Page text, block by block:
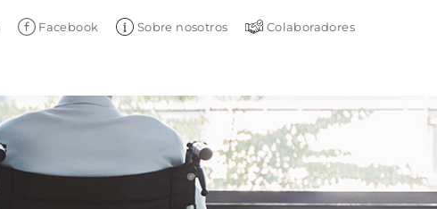
Facebook Sobre nosotros Colaboradores